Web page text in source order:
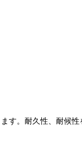
す。耐久性、耐候性